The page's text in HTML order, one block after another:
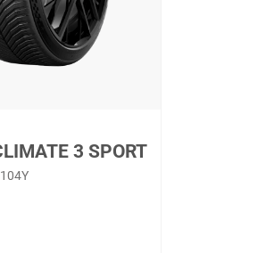
3 SPORT